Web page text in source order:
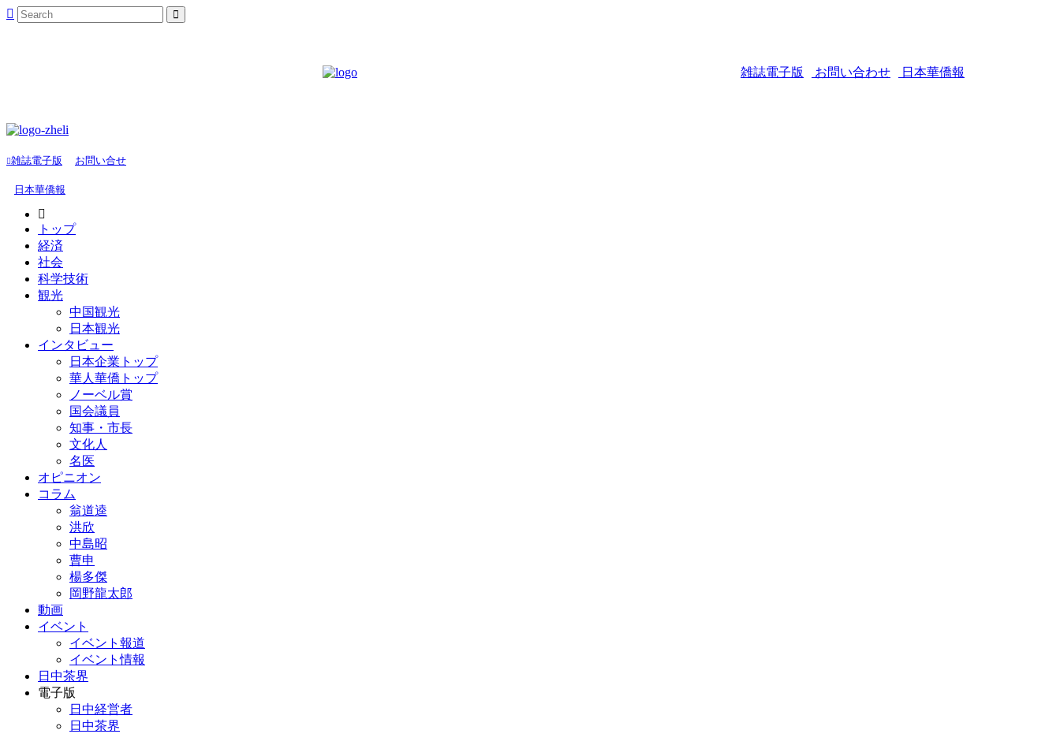
雑誌電子版 お問い合わせ 日本華僑報
雑誌電子版 お問い合せ
日本華僑報
トップ
経済
社会
科学技術
観光
中国観光
日本観光
インタビュー
日本企業トップ
華人華僑トップ
ノーベル賞
国会議員
知事・市長
文化人
名医
オピニオン
コラム
翁道逵
洪欣
中島昭
曹申
楊多傑
岡野龍太郎
動画
イベント
イベント報道
イベント情報
日中茶界
電子版
日中経営者
日中茶界